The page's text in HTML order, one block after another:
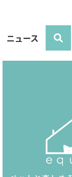
ニュース